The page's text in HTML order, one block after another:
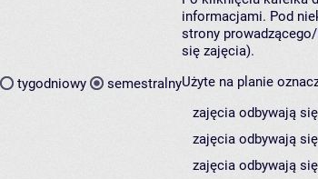
tygodniowy semestralny
informacjami. Pod
strony
się zajęcia).
Użyte na planie
zajęcia odbywają
zajęcia odbywają
zajęcia odbywają